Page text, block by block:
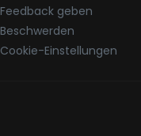
Feedback geben
Beschwerden
Cookie-Einstellungen